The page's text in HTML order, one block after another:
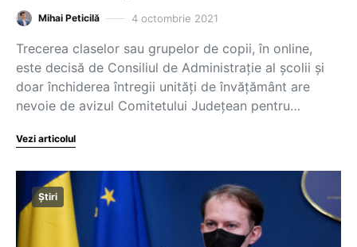
Mihai Peticilă 4 octombrie 2021
Trecerea claselor sau grupelor de copii, în online,
este decisă de Consiliul de Administrație al școlii și
doar închiderea întregii unități de învățământ are
nevoie de avizul Comitetului Județean pentru…
Vezi articolul
Știri